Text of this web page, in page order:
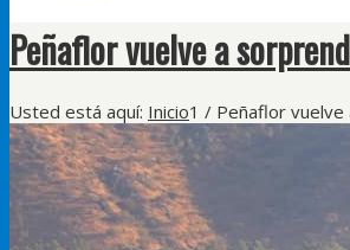
Peñaflor vuelve a
Usted está aquí: Inicio1 / Peñaflor